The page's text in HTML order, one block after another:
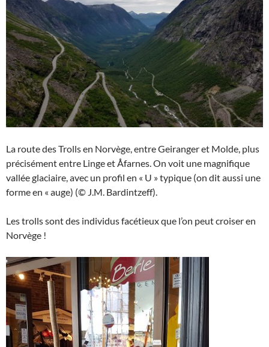
La route des Trolls en Norvège, entre Geiranger et Molde, plus
précisément entre Linge et Åfarnes. On voit une magnifique
vallée glaciaire, avec un profil en « U » typique (on dit aussi une
forme en « auge) (© J.M. Bardintzeff).
Les trolls sont des individus facétieux que l’on peut croiser en
Norvège !